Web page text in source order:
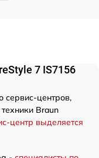
7 IS7156
сервис-центров,
Braun
центр выделяется